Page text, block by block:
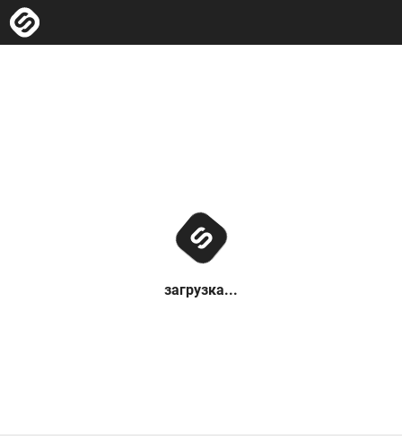
загрузка...